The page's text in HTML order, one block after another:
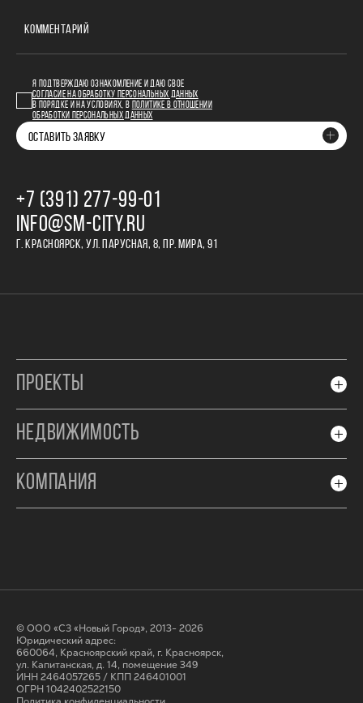
КОММЕНТАРИЙ
Я ПОДТВЕРЖДАЮ ОЗНАКОМЛЕНИЕ И ДАЮ СВОЕ
СОГЛАСИЕ НА ОБРАБОТКУ ПЕРСОНАЛЬНЫХ ДАННЫХ
В ПОРЯДКЕ И НА УСЛОВИЯХ, В
ПОЛИТИКЕ В ОТНОШЕНИИ
ОБРАБОТКИ ПЕРСОНАЛЬНЫХ ДАННЫХ
ОСТАВИТЬ ЗАЯВКУ
+7 (391) 277‒99‒01
INFO@SM-CITY.RU
Г. КРАСНОЯРСК, УЛ. ПАРУСНАЯ, 8, ПР. МИРА, 91
ПРОЕКТЫ
НЕДВИЖИМОСТЬ
КОМПАНИЯ
© ООО «СЗ «Новый Город», 2013- 2026
Юридический адрес:
660064, Красноярский край, г. Красноярск,
ул. Капитанская, д. 14, помещение 349
ИНН 2464057265 / КПП 246401001
ОГРН 1042402522150